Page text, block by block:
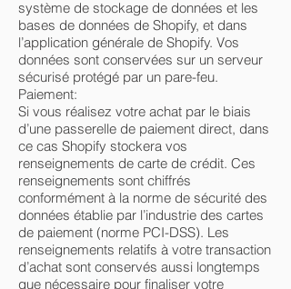
système de stockage de données et les
bases de données de Shopify, et dans
l’application générale de Shopify. Vos
données sont conservées sur un serveur
sécurisé protégé par un pare-feu.
Paiement:
Si vous réalisez votre achat par le biais
d’une passerelle de paiement direct, dans
ce cas Shopify stockera vos
renseignements de carte de crédit. Ces
renseignements sont chiffrés
conformément à la norme de sécurité des
données établie par l’industrie des cartes
de paiement (norme PCI-DSS). Les
renseignements relatifs à votre transaction
d’achat sont conservés aussi longtemps
que nécessaire pour finaliser votre